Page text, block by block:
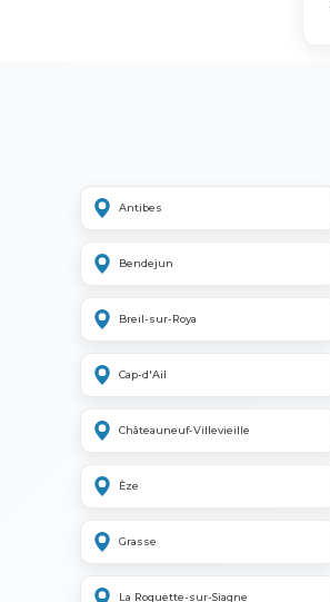
Antibes
Bendejun
Breil-sur-Roya
Cap-d'Ail
Châteauneuf-Villevieille
Èze
Grasse
La Roquette-sur-Siagne